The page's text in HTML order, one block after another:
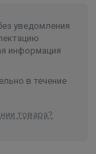
уведомления
информация
в течение
товара?